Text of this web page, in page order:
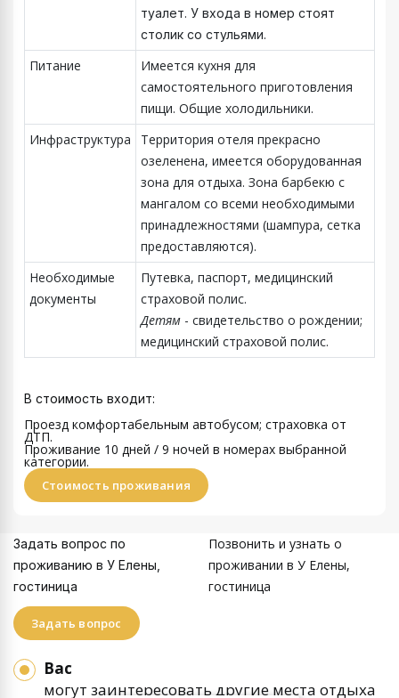
туалет. У входа в номер стоят
столик со стульями.
Питание
Имеется кухня для
самостоятельного приготовления
пищи. Общие холодильники.
Инфраструктура
Территория отеля прекрасно
озеленена, имеется оборудованная
зона для отдыха. Зона барбекю с
мангалом со всеми необходимыми
принадлежностями (шампура, сетка
предоставляются).
Необходимые
документы
Путевка, паспорт, медицинский
страховой полис.
Детям - свидетельство о рождении;
медицинский страховой полис.
В стоимость входит:
Проезд комфортабельным автобусом; страховка от
ДТП.
Проживание 10 дней / 9 ночей в номерах выбранной
категории.
Стоимость проживания
Задать вопрос по
проживанию в У Елены,
гостиница
Задать вопрос
Позвонить и узнать о
проживании в У Елены,
гостиница
Вас
могут заинтересовать другие места отдыха